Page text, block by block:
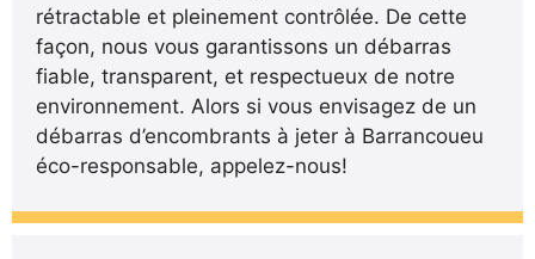
rétractable et pleinement contrôlée. De cette
façon, nous vous garantissons un débarras
fiable, transparent, et respectueux de notre
environnement. Alors si vous envisagez de un
débarras d’encombrants à jeter à Barrancoueu
éco-responsable, appelez-nous!